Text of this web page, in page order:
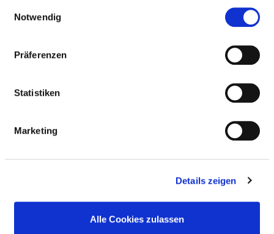
Notwendig
Präferenzen
Statistiken
Marketing
Details zeigen
Alle Cookies zulassen
76889 Klingenmünster
Mail:ed.mukinilkzlafp@ofni
Anfahrt
Weitere Standorte
Anzahl Betten: 368